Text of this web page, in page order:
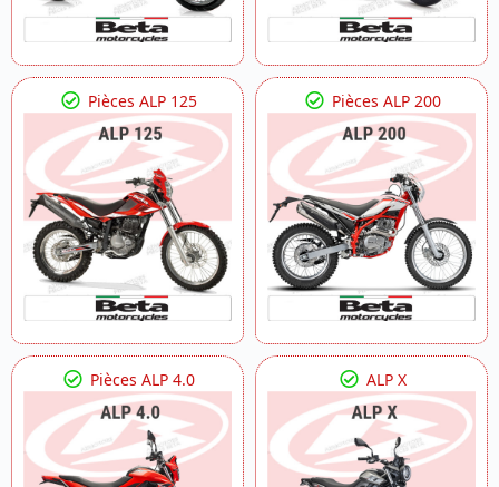
Pièces ALP 125 Pièces ALP 200
Pièces ALP 4.0 ALP X